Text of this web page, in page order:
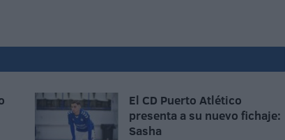
El CD Puerto Atlético
presenta a su nuevo fichaje:
Sasha